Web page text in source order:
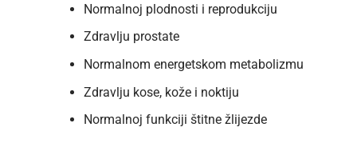
Normalnoj plodnosti i reprodukciju
Zdravlju prostate
Normalnom energetskom metabolizmu
Zdravlju kose, kože i noktiju
Normalnoj funkciji štitne žlijezde